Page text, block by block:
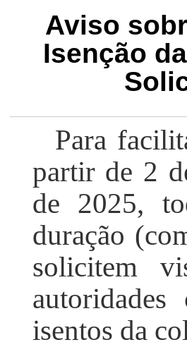
Aviso
Isenção
Para
partir de 2
de 2025,
duração
solicitem
isentos da